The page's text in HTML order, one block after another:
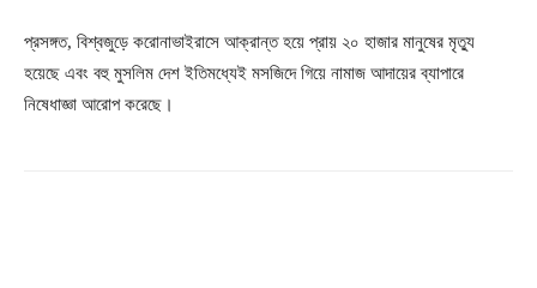
প্রসঙ্গত, বিশ্বজুড়ে করোনাভাইরাসে আক্রান্ত হয়ে প্রায় ২০ হাজার মানুষের মৃত্যু
হয়েছে এবং বহু মুসলিম দেশ ইতিমধ্যেই মসজিদে গিয়ে নামাজ আদায়ের ব্যাপারে
নিষেধাজ্ঞা আরোপ করেছে।